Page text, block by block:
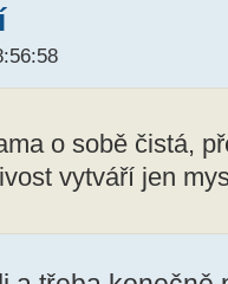
o sobě čistá,
vytváří jen